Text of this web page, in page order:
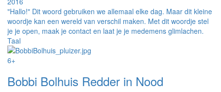
"Hallo!" Dit woord gebruiken we allemaal elke dag. Maar dit kleine
woordje kan een wereld van verschil maken. Met dit woordje stel
je je open, maak je contact en laat je je medemens glimlachen.
Taal
6+
Bobbi Bolhuis Redder in Nood